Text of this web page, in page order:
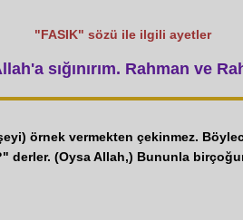
"FASIK" sözü ile ilgili ayetler
sığınırım. Rahman ve
örnek vermekten çekinmez.
(Oysa Allah,) Bununla